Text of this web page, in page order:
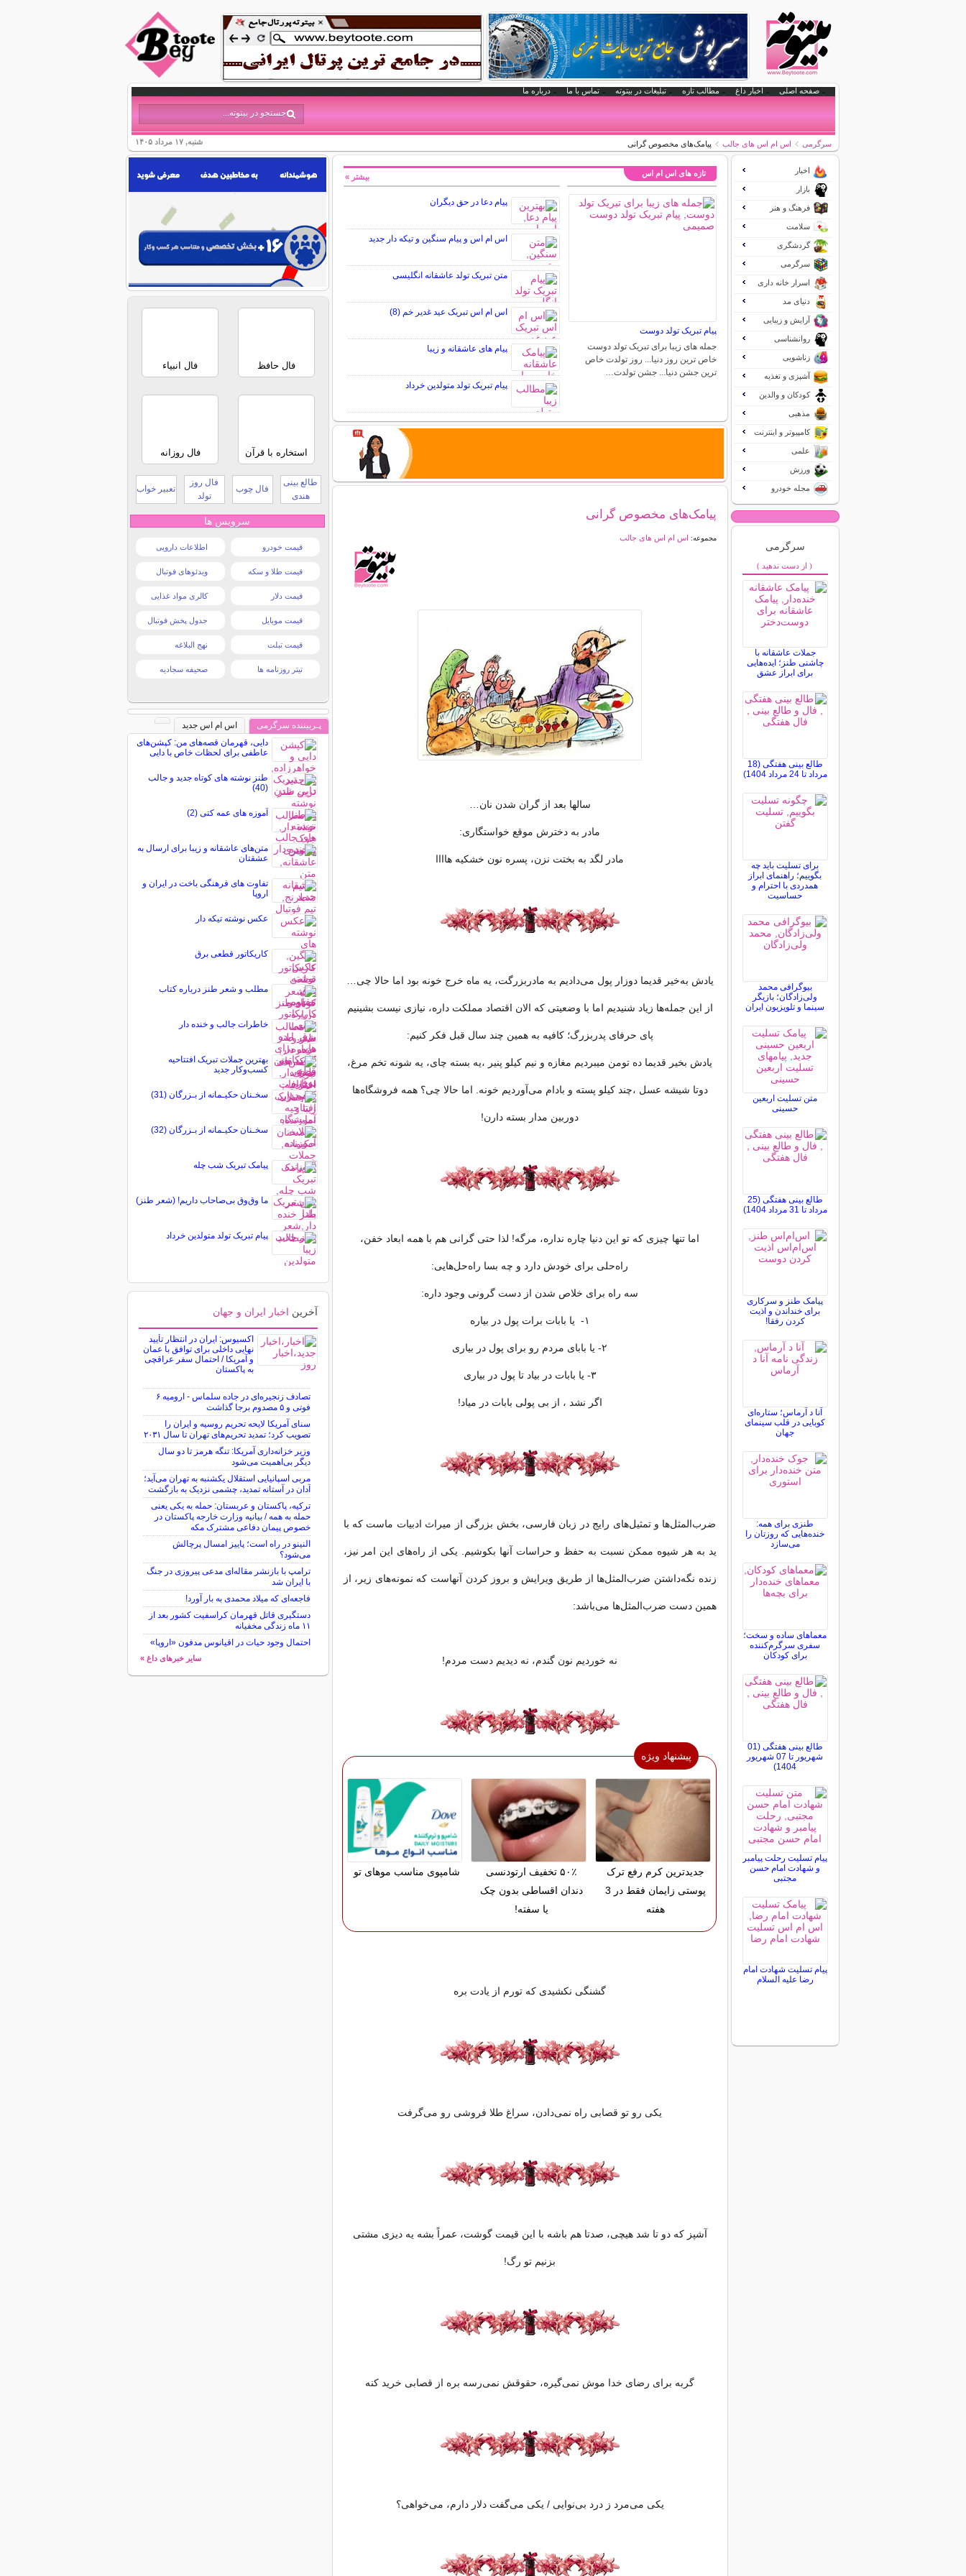
صفحه اصلی اخبار داغ مطالب تازه تبلیغات در بیتوته تماس با ما درباره ما
شنبه, ۱۷ مرداد ۱۴۰۵ سرگرمی اس ام اس های جالب پیامک‌های مخصوص گرانی
تازه های اس ام اس
پیام تبریک تولد دوست
جمله های زیبا برای تبریک تولد دوست
خاص ترین روز دنیا... روز تولدت خاص
ترین جشن دنیا... جشن تولدت…
پیام دعا در حق دیگران
اس ام اس و پیام سنگین و تیکه دار جدید
متن تبریک تولد عاشقانه انگلیسی
اس ام اس تبریک عید غدیر خم (8)
پیام های عاشقانه و زیبا
پیام تبریک تولد متولدین خرداد
بیشتر »
پیامک‌های مخصوص گرانی
مجموعه: اس ام اس های جالب
سالها بعد از گران شدن نان…
مادر به دخترش موقع خواستگاری:
مادر لگد به بختت نزن، پسره نون خشکیه هاااا
یادش به‌خیر قدیما دوزار پول می‌دادیم به مادربزرگت، یه ماه خرج خونه بود اما حالا چی…
از این جمله‌ها زیاد شنیدیم اما با وضعیتی که الان اقتصاد مملکت داره، نیازی نیست بشینیم
پای حرفای پدربزرگ؛ کافیه به همین چند سال قبل فکر کنیم:
یادش بخیر قدیما ده تومن میبردیم مغازه و نیم کیلو پنیر ،یه بسته چای، یه شونه تخم مرغ،
دوتا شیشه عسل ،چند کیلو پسته و بادام می‌آوردیم خونه. اما حالا چی؟ همه فروشگاه‌ها
دوربین مدار بسته دارن!
اما تنها چیزی که تو این دنیا چاره نداره، مرگه! لذا حتی گرانی هم با همه ابعاد خفن،
راه‌حلی برای خودش دارد و چه بسا راه‌حل‌هایی:
سه راه برای خلاص شدن از دست گرونی وجود داره:
۱- یا بابات برات پول در بیاره
۲- یا بابای مردم رو برای پول در بیاری
۳- یا بابات در بیاد تا پول در بیاری
اگر نشد ، از بی پولی بابات در میاد!
ضرب‌المثل‌ها و تمثیل‌های رایج در زبان فارسی، بخش بزرگی از میراث ادبیات ماست که با
ید به هر شیوه ممکن نسبت به حفظ و حراسات آنها بکوشیم. یکی از راه‌های این امر نیز،
زنده نگه‌داشتن ضرب‌المثل‌ها از طریق ویرایش و بروز کردن آنهاست که نمونه‌های زیر، از
همین دست ضرب‌المثل‌ها می‌باشد:
نه خوردیم نون گندم، نه دیدیم دست مردم!
پیشنهاد ویژه
جدیدترین کرم رفع ترک
پوستی زایمان فقط در 3
هفته
۵۰٪ تخفیف ارتودنسی
دندان اقساطی بدون چک
یا سفته!
شامپوی مناسب موهای تو
گشنگی نکشیدی که تورم از یادت بره
یکی رو تو قصابی راه نمی‌دادن، سراغ طلا فروشی رو می‌گرفت
آشپز که دو تا شد هیچی، صدتا هم باشه با این قیمت گوشت، عمراً بشه یه دیزی مشتی
بزنیم تو رگ!
گربه برای رضای خدا موش نمی‌گیره، حقوقش نمی‌رسه بره از قصابی خرید کنه
یکی می‌مرد ز درد بی‌نوایی / یکی می‌گفت دلار دارم، می‌خواهی؟
اخبار
بازار
فرهنگ و هنر
سلامت
گردشگری
سرگرمی
اسرار خانه داری
دنیای مد
آرایش و زیبایی
روانشناسی
زناشویی
آشپزی و تغذیه
کودکان و والدین
مذهبی
کامپیوتر و اینترنت
علمی
ورزش
مجله خودرو
سرگرمی
( از دست ندهید )
جملات عاشقانه با
چاشنی طنز؛ ایده‌هایی
برای ابراز عشق
طالع بینی هفتگی (18
مرداد تا 24 مرداد 1404)
برای تسلیت باید چه
بگوییم؛ راهنمای ابراز
همدردی با احترام و
حساسیت
بیوگرافی محمد
ولی‌زادگان؛ بازیگر
سینما و تلویزیون ایران
متن تسلیت اربعین
حسینی
طالع بینی هفتگی (25
مرداد تا 31 مرداد 1404)
پیامک طنز و سرکاری
برای خنداندن و اذیت
کردن رفقا!
آنا د آرماس؛ ستاره‌ای
کوبایی در قلب سینمای
جهان
طنزی برای همه:
خنده‌هایی که روزتان را
می‌سازد
معماهای ساده و سخت؛
سفری سرگرم‌کننده
برای کودکان
طالع بینی هفتگی (01
شهریور تا 07 شهریور
1404)
پیام تسلیت رحلت پیامبر
و شهادت امام حسن
مجتبی
پیام تسلیت شهادت امام
رضا علیه السلام
فال حافظ فال انبیاء
استخاره با قرآن فال روزانه
طالع بینی
هندی
فال چوب
فال روز
تولد
تعبیر خواب
سرویس ها
قیمت خودرو اطلاعات دارویی
قیمت طلا و سکه ویدئوهای فوتبال
قیمت دلار کالری مواد غذایی
قیمت موبایل جدول پخش فوتبال
قیمت تبلت نهج البلاغه
تیتر روزنامه ها صحیفه سجادیه
پـربیننده سرگرمی
اس ام اس جدید
دایی، قهرمان قصه‌های من: کپشن‌های
عاطفی برای لحظات خاص با دایی
طنز نوشته های کوتاه جدید و جالب
(40)
آموزه های عمه کتی (2)
متن‌های عاشقانه و زیبا برای ارسال به
عشقتان
تفاوت های فرهنگی باخت در ایران و
اروپا
عکس نوشته تیکه دار
کاریکاتور قطعی برق
مطلب و شعر طنز درباره کتاب
خاطرات جالب و خنده دار
بهترین جملات تبریک افتتاحیه
کسب‌وکار جدید
سخـنان حکیـمانه از بـزرگان (31)
سخـنان حکیـمانه از بـزرگان (32)
پیامک تبریک شب چله
ما وق‌وق بی‌صاحاب داریم! (شعر طنز)
پیام تبریک تولد متولدین خرداد
آخرین اخبار ایران و جهان
اکسیوس: ایران در انتظار تأیید
نهایی داخلی برای توافق با عمان
و آمریکا / احتمال سفر عراقچی
به پاکستان
تصادف زنجیره‌ای در جاده سلماس - ارومیه ۶
فوتی و ۵ مصدوم برجا گذاشت
سنای آمریکا لایحه تحریم روسیه و ایران را
تصویب کرد؛ تمدید تحریم‌های تهران تا سال ۲۰۳۱
وزیر خزانه‌داری آمریکا: تنگه هرمز تا دو سال
دیگر بی‌اهمیت می‌شود
مربی اسپانیایی استقلال یکشنبه به تهران می‌آید؛
آدان در آستانه تمدید، چشمی نزدیک به بازگشت
ترکیه، پاکستان و عربستان: حمله به یکی یعنی
حمله به همه / بیانیه وزارت خارجه پاکستان در
خصوص پیمان دفاعی مشترک مکه
النینو در راه است؛ پاییز امسال پرچالش
می‌شود؟
ترامپ با بازنشر مقاله‌ای مدعی پیروزی در جنگ
با ایران شد
فاجعه‌ای که میلاد محمدی به بار آورد!
دستگیری قاتل قهرمان کراسفیت کشور بعد از
۱۱ ماه زندگی مخفیانه
احتمال وجود حیات در اقیانوس مدفون «اروپا»
سایر خبرهای داغ »